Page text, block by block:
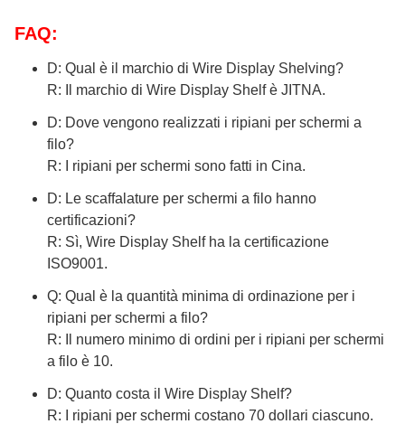
FAQ:
D: Qual è il marchio di Wire Display Shelving?
R: Il marchio di Wire Display Shelf è JITNA.
D: Dove vengono realizzati i ripiani per schermi a
filo?
R: I ripiani per schermi sono fatti in Cina.
D: Le scaffalature per schermi a filo hanno
certificazioni?
R: Sì, Wire Display Shelf ha la certificazione
ISO9001.
Q: Qual è la quantità minima di ordinazione per i
ripiani per schermi a filo?
R: Il numero minimo di ordini per i ripiani per schermi
a filo è 10.
D: Quanto costa il Wire Display Shelf?
R: I ripiani per schermi costano 70 dollari ciascuno.